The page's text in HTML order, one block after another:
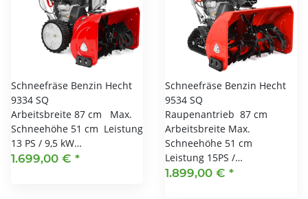
Schneefräse Benzin Hecht
9334 SQ
Arbeitsbreite 87 cm Max.
Schneehöhe 51 cm Leistung
13 PS / 9,5 kW…
1.699,00 € *
Schneefräse Benzin Hecht
9534 SQ
Raupenantrieb 87 cm
Arbeitsbreite Max.
Schneehöhe 51 cm
Leistung 15PS /…
1.899,00 € *